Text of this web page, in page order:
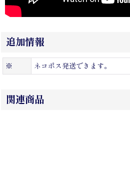
追加情報
※ ネコポス発送できます。
関連商品